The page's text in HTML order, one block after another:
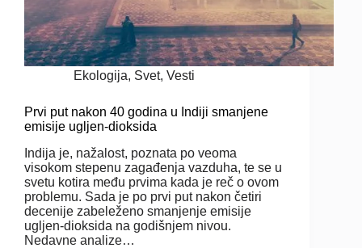
Ekologija, Svet, Vesti
Prvi put nakon 40 godina u Indiji smanjene
emisije ugljen-dioksida
Indija je, nažalost, poznata po veoma
visokom stepenu zagađenja vazduha, te se u
svetu kotira među prvima kada je reč o ovom
problemu. Sada je po prvi put nakon četiri
decenije zabeleženo smanjenje emisije
ugljen-dioksida na godišnjem nivou.
Nedavne analize…